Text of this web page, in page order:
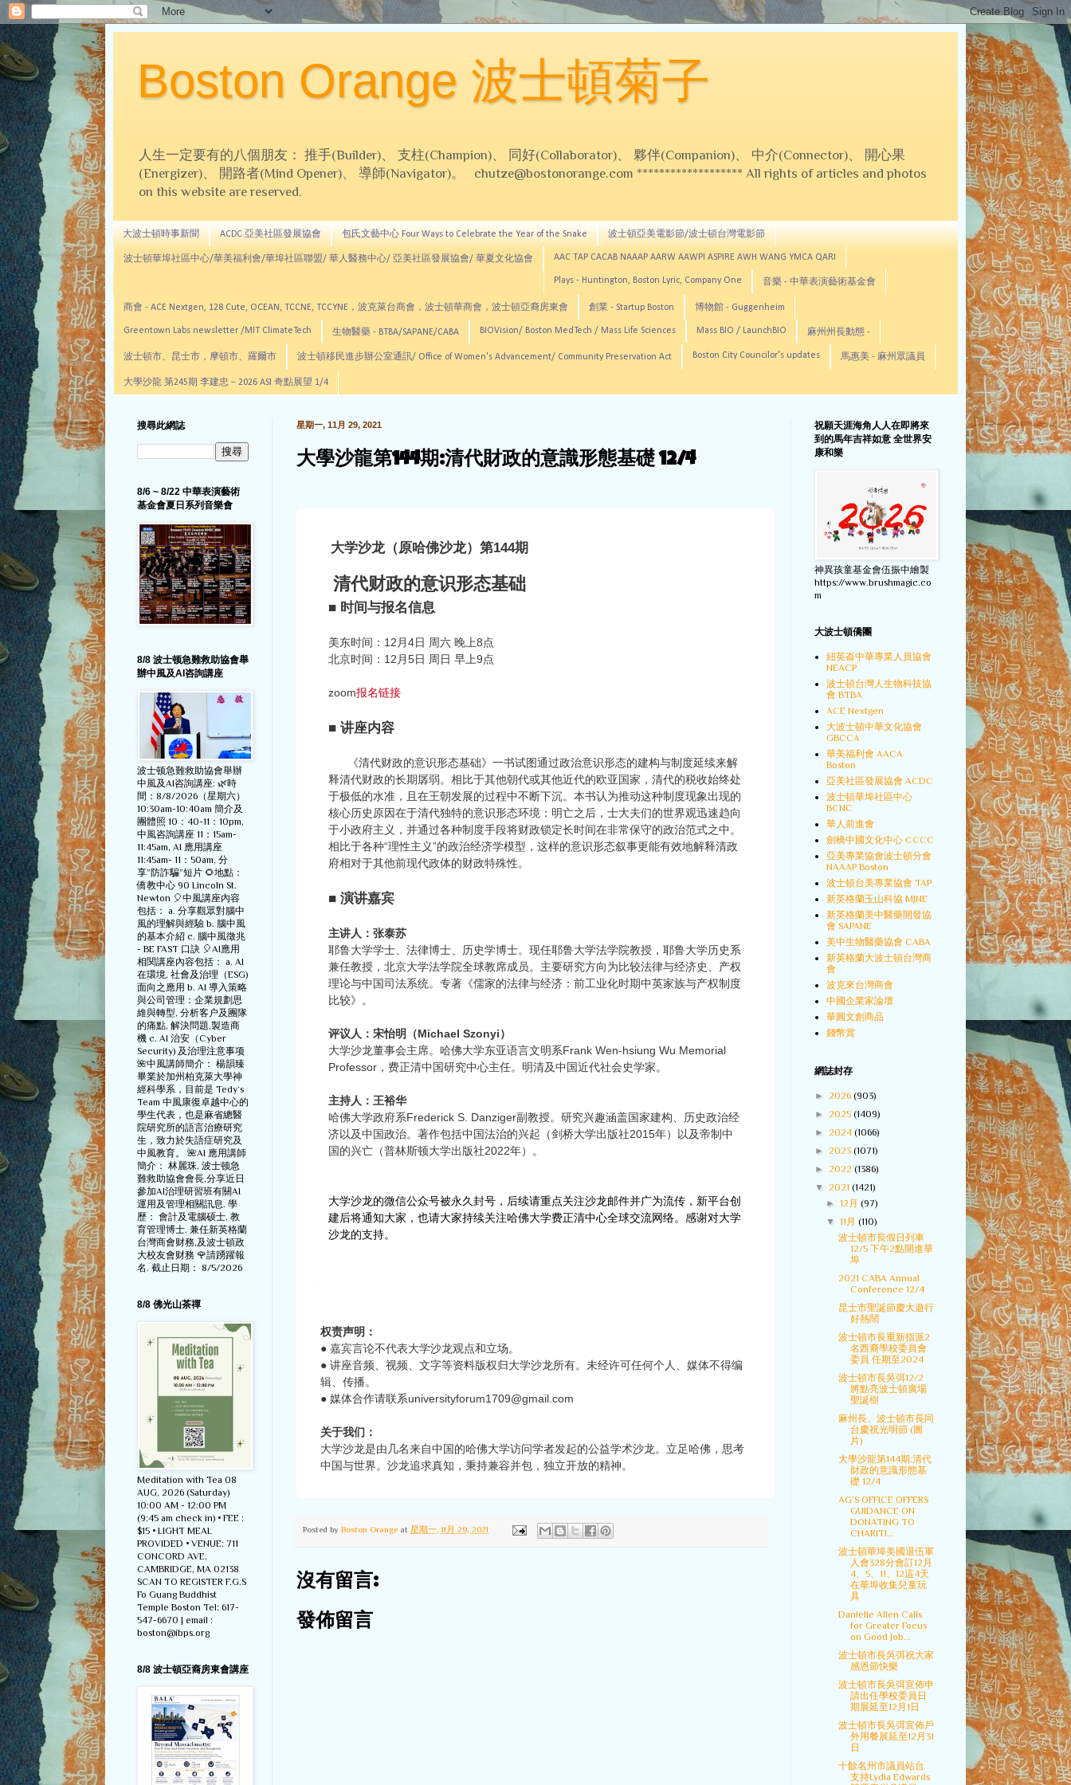
Boston Orange 波士頓菊子
人生一定要有的八個朋友： 推手(Builder)、 支柱(Champion)、 同好(Collaborator)、 夥伴(Companion)、 中介(Connector)、 開心果
(Energizer)、 開路者(Mind Opener)、 導師(Navigator)。 chutze@bostonorange.com ******************* All rights of articles and photos
on this website are reserved.
大波士頓時事新聞 ACDC 亞美社區發展協會 包氏文藝中心 Four Ways to Celebrate the Year of the Snake 波士頓亞美電影節/波士頓台灣電影節
波士頓華埠社區中心/華美福利會/華埠社區聯盟/ 華人醫務中心/ 亞美社區發展協會/ 華夏文化協會 AAC TAP CACAB NAAAP AARW AAWPI ASPIRE AWH WANG YMCA QARI
Plays - Huntington, Boston Lyric, Company One 音樂 - 中華表演藝術基金會
商會 - ACE Nextgen, 128 Cute, OCEAN, TCCNE, TCCYNE，波克萊台商會，波士頓華商會，波士頓亞裔房東會 創業 - Startup Boston 博物館 - Guggenheim
Greentown Labs newsletter /MIT ClimateTech 生物醫藥 - BTBA/SAPANE/CABA BIOVision/ Boston MedTech / Mass Life Sciences Mass BIO / LaunchBIO 麻州州長動態 -
波士頓市、昆士市，摩頓市、羅爾市 波士頓移民進步辦公室通訊/ Office of Women's Advancement/ Community Preservation Act Boston City Councilor's updates 馬惠美 - 麻州眾議員
大學沙龍 第245期 李建忠－2026 ASI 奇點展望 1/4
星期一, 11月 29, 2021
大學沙龍第144期:清代財政的意識形態基礎 12/4
大学沙龙（原哈佛沙龙） 第144期
清代财政的意识形态基础
■ 时间与报名信息
美东时间：12月4日 周六 晚上8点
北京时间：12月5日 周日 早上9点
zoom报名链接
■ 讲座内容
《清代财政的意识形态基础》一书试图通过政治意识形态的建构与制度延续来解
释清代财政的长期孱弱。相比于其他朝代或其他近代的欧亚国家，清代的税收始终处
于极低的水准，且在王朝发展的过程中不断下沉。本书认为推动这种制度现象出现的
核心历史原因在于清代独特的意识形态环境：明亡之后，士大夫们的世界观迅速趋向
于小政府主义，并通过各种制度手段将财政锁定长时间在非常保守的政治范式之中。
相比于各种“理性主义”的政治经济学模型，这样的意识形态叙事更能有效地解释清政
府相对于其他前现代政体的财政特殊性。
■ 演讲嘉宾
主讲人：张泰苏
耶鲁大学学士、法律博士、历史学博士。现任耶鲁大学法学院教授，耶鲁大学历史系
兼任教授，北京大学法学院全球教席成员。主要研究方向为比较法律与经济史、产权
理论与中国司法系统。专著《儒家的法律与经济：前工业化时期中英家族与产权制度
比较》。
评议人：宋怡明（Michael Szonyi）
大学沙龙董事会主席。哈佛大学东亚语言文明系Frank Wen-hsiung Wu Memorial
Professor，费正清中国研究中心主任。明清及中国近代社会史学家。
主持人：王裕华
哈佛大学政府系Frederick S. Danziger副教授。研究兴趣涵盖国家建构、历史政治经
济以及中国政治。著作包括中国法治的兴起（剑桥大学出版社2015年）以及帝制中
国的兴亡（普林斯顿大学出版社2022年）。
大学沙龙的微信公众号被永久封号，后续请重点关注沙龙邮件并广为流传，新平台创
建后将通知大家，也请大家持续关注哈佛大学费正清中心全球交流网络。感谢对大学
沙龙的支持。
权责声明：
● 嘉宾言论不代表大学沙龙观点和立场。
● 讲座音频、视频、文字等资料版权归大学沙龙所有。未经许可任何个人、媒体不得编
辑、传播。
● 媒体合作请联系universityforum1709@gmail.com
关于我们：
大学沙龙是由几名来自中国的哈佛大学访问学者发起的公益学术沙龙。立足哈佛，思考
中国与世界。沙龙追求真知，秉持兼容并包，独立开放的精神。
Posted by Boston Orange at 星期一, 11月 29, 2021
沒有留言:
發佈留言
搜尋此網誌
8/6 ~ 8/22 中華表演藝術
基金會夏日系列音樂會
8/8 波士顿急難救助協會舉
辦中風及AI咨詢講座
波士顿急難救助協會舉辦
中風及AI咨詢講座: 🌿時
間：8/8/2026（星期六）
10:30am-10:40am 簡介及
團體照 10：40-11：10pm,
中風咨詢講座 11：15am-
11:45am, AI 應用講座
11:45am- 11：50am, 分
享”防詐騙”短片 🌻地點：
僑教中心 90 Lincoln St.
Newton 🎈中風講座內容
包括： a. 分享觀眾對腦中
風的理解與經驗 b. 腦中風
的基本介紹 c. 腦中風徵兆
- BE FAST 口訣 🎈AI應用
相関講座內容包括： a. AI
在環境, 社會及治理（ESG)
面向之應用 b. AI 導入策略
與公司管理：企業規劃思
維與轉型, 分析客户及團隊
的痛點, 解決問題,製造商
機 c. AI 治安（Cyber
Security) 及治理注意事项
🌺中風講師簡介： 楊韻臻
畢業於加州柏克萊大學神
經科學系，目前是 Tedy‘s
Team 中風康復卓越中心的
學生代表，也是麻省總醫
院研究所的語言治療研究
生，致力於失語症研究及
中風教育。 🌺AI 應用講師
簡介： 林麗珠, 波士顿急
難救助協會會長,分享近日
參加AI治理研習班有關AI
運用及管理相關訊息. 學
歷： 會計及電腦硕士, 教
育管理博士. 兼任新英格蘭
台灣商會财務,及波士頓政
大校友會财務 🌹請踴躍報
名. 截止日期： 8/5/2026
8/8 佛光山茶禪
Meditation with Tea 08
AUG, 2026 (Saturday)
10:00 AM - 12:00 PM
(9:45 am check in) • FEE :
$15 • LIGHT MEAL
PROVIDED • VENUE: 711
CONCORD AVE,
CAMBRIDGE, MA 02138
SCAN TO REGISTER F.G.S
Fo Guang Buddhist
Temple Boston Tel: 617-
547-6670 | email :
boston@ibps.org
8/8 波士頓亞裔房東會講座
祝願天涯海角人人在即將來
到的馬年吉祥如意 全世界安
康和樂
神異孩童基金會伍振中繪製
https://www.brushmagic.co
m
大波士頓僑團
紐英崙中華專業人員協會
NEACP
波士頓台灣人生物科技協
會 BTBA
ACE Nextgen
大波士頓中華文化協會
GBCCA
華美福利會 AACA
Boston
亞美社區發展協會 ACDC
波士頓華埠社區中心
BCNC
華人前進會
劍橋中國文化中心 CCCC
亞美專業協會波士頓分會
NAAAP Boston
波士頓台美專業協會 TAP
新英格蘭玉山科協 MJNE
新英格蘭美中醫藥開發協
會 SAPANE
美中生物醫藥協會 CABA
新英格蘭大波士頓台灣商
會
波克來台灣商會
中國企業家論壇
華圓文創商品
錢幣賞
網誌封存
► 2026 (903)
► 2025 (1409)
► 2024 (1066)
► 2023 (1071)
► 2022 (1386)
▼ 2021 (1421)
►12月(97)
▼11月(110)
波士頓市長假日列車
12/5 下午2點開進華
埠
2021 CABA Annual
Conference 12/4
昆士市聖誕節慶大遊行
好熱鬧
波士頓市長重新指派2
名西裔學校委員會
委員 任期至2024
波士頓市長吳弭12/2
將點亮波士頓廣場
聖誕樹
麻州長、波士頓市長同
台慶祝光明節 (圖
片)
大學沙龍第144期:清代
財政的意識形態基
礎 12/4
AG’S OFFICE OFFERS
GUIDANCE ON
DONATING TO
CHARITI...
波士頓華埠美國退伍軍
人會328分會訂12月
4、5、11、12這4天
在華埠收集兒童玩
具
Danielle Allen Calls
for Greater Focus
on Good Job...
波士頓市長吳弭祝大家
感恩節快樂
波士頓市長吳弭宣佈申
請出任學校委員日
期展延至12月1日
波士頓市長吳弭宣佈戶
外用餐展延至12月31
日
十餘名州市議員站台
支持Lydia Edwards